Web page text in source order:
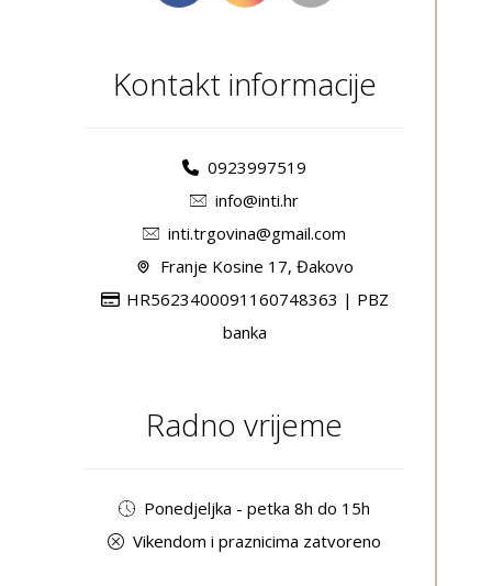
Kontakt informacije
0923997519
info@inti.hr
inti.trgovina@gmail.com
Franje Kosine 17, Đakovo
HR5623400091160748363 | PBZ
banka
Radno vrijeme
Ponedjeljka - petka 8h do 15h
Vikendom i praznicima zatvoreno